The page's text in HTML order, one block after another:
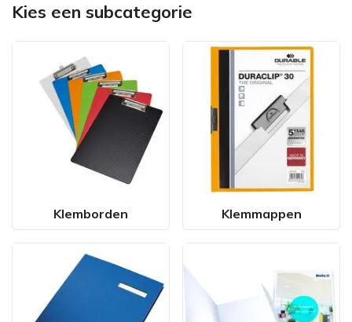
Kies een subcategorie
Klemborden Klemmappen